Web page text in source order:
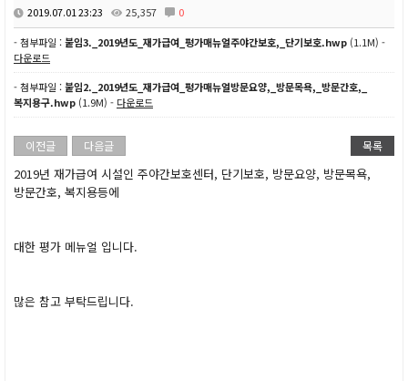
2019.07.01 23:23 25,357 0
- 첨부파일 :붙임3._2019년도_재가급여_평가매뉴얼주야간보호,_단기보호.hwp (1.1M) -
다운로드
- 첨부파일 :붙임2._2019년도_재가급여_평가매뉴얼방문요양,_방문목욕,_방문간호,_
복지용구.hwp (1.9M) - 다운로드
이전글 다음글 목록
2019년 재가급여 시설인 주야간보호센터, 단기보호, 방문요양, 방문목욕,
방문간호, 복지용등에
대한 평가 메뉴얼 입니다.
많은 참고 부탁드립니다.